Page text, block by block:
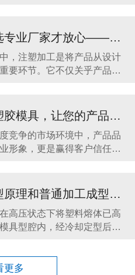
离不开三大关键环节：精密
型加工、表面处理（喷油丝
精密模具有限公司深耕行业
注塑加工，选专业厂家才放心——东莞市亿森精密模具有限公司助力高品质塑胶产品制造
，注塑加工是将产品从设计
要环节。它不仅关乎产品外
致性、高效率交付的客户而
专业实力的注塑加工厂家至
森精密模具有限公司
选择高品质塑胶模具，让您的产品从“模”开始领先一步！
竞争的市场环境中，产品品
形象，更是赢得客户信任、
功能及使用寿命。因此，选
的塑胶模具制造厂商，是每
的重要保障。 一、塑胶模具
注塑加工成型原理和普通加工成型特点
高压状态下将塑料熔体已高
具型腔内，经冷却定型后得
到注塑模具型腔中，注入的
更多